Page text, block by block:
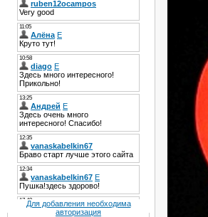
Для добавления необходима
авторизация